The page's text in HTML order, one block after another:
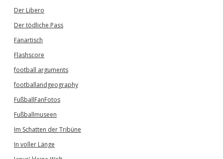
Der Libero
Der tödliche Pass
Fanartisch
Flashscore
football arguments
footballandgeography
FußballFanFotos
Fußballmuseen
Im Schatten der Tribüne
In voller Länge